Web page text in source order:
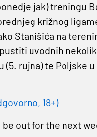
treningu
križnog
Stanišića na
uvodnih
rujna) te Poljske u
18+)
out for the next